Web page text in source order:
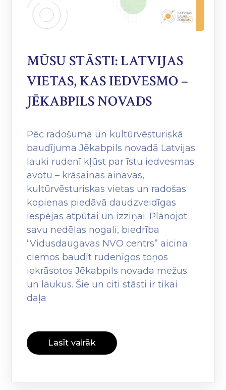
MŪSU STĀSTI: LATVIJAS
VIETAS, KAS IEDVESMO –
JĒKABPILS NOVADS
Pēc radošuma un kultūrvēsturiskā
baudījuma Jēkabpils novadā Latvijas
lauki rudenī kļūst par īstu iedvesmas
avotu – krāsainas ainavas,
kultūrvēsturiskas vietas un radošas
kopienas piedāvā daudzveidīgas
iespējas atpūtai un izziņai. Plānojot
savu nedēļas nogali, biedrība
“Vidusdaugavas NVO centrs” aicina
ciemos baudīt rudenīgos toņos
iekrāsotos Jēkabpils novada mežus
un laukus. Šie un citi stāsti ir tikai
daļa
Lasīt vairāk